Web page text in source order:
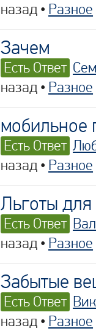
назад • Разное
Зачем
Есть Ответ
назад • Разное
мобильное
Есть Ответ
назад • Разное
Льготы
Есть Ответ
назад • Разное
Забытые
Есть Ответ
назад • Разное